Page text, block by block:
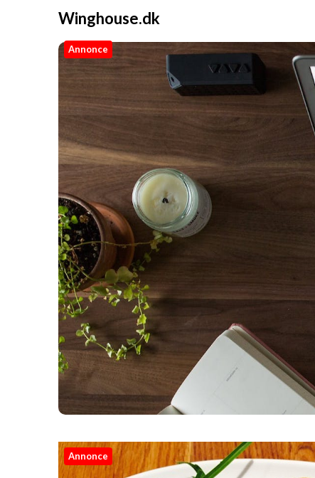
Winghouse.dk
Annonce
Annonce